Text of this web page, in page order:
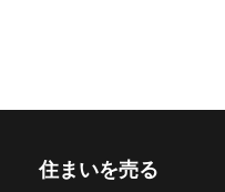
住まいを売る